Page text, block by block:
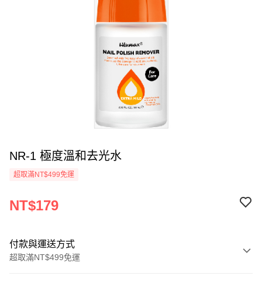
NR-1 極度溫和去光水
超取滿NT$499免運
NT$179
付款與運送方式
超取滿NT$499免運